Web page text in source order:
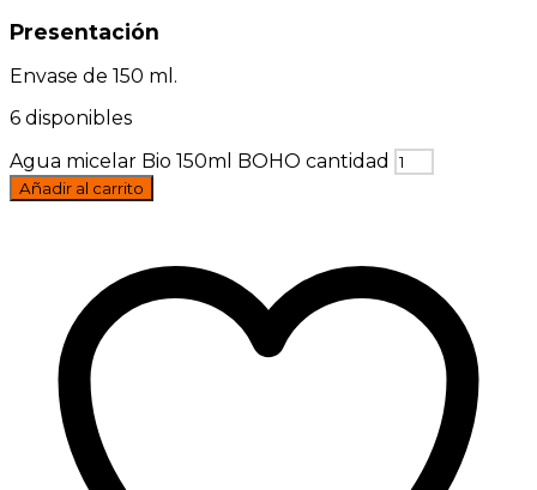
Presentación
Envase de 150 ml.
6 disponibles
Agua micelar Bio 150ml BOHO cantidad
Añadir al carrito